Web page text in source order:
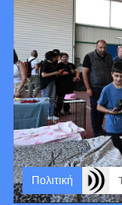
Πολιτική